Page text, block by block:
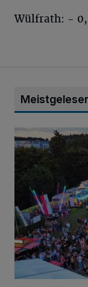
Wülfrath: -
Vier Tage mit